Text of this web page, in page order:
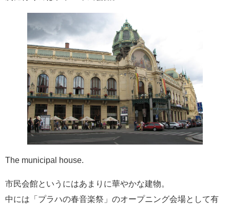
The municipal house.
市民会館というにはあまりに華やかな建物。
中には「プラハの春音楽祭」のオープニング会場として有